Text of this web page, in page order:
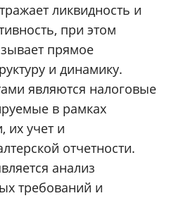
ликвидность и
при этом
прямое
и динамику.
являются налоговые
в рамках
их учет и
отчетности.
анализ
требований и